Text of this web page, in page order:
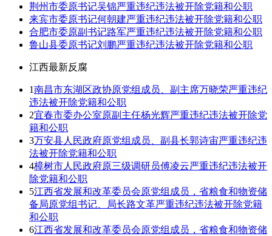
荆州市委原书记吴锦严重违纪违法被开除党籍和公职
来宾市委原书记何朝建严重违纪违法被开除党籍和公职
合肥市委原副书记路军严重违纪违法被开除党籍和公职
鲁山县委原书记刘鹏严重违纪违法被开除党籍和公职
江西最新反腐
1南昌市东湖区政协原党组成员、副主席万晓荣严重违纪
违法被开除党籍和公职
2宜春市委办公室原副主任杨光辉严重违纪违法被开除党
籍和公职
3万安县人民政府原党组成员、副县长郭诗宙严重违纪违
法被开除党籍和公职
4樟树市人民政府原三级调研员傅凌云严重违纪违法被开
除党籍和公职
5江西省发展和改革委员会原党组成员，省粮食和物资储
备局原党组书记、局长路文革严重违纪违法被开除党籍
和公职
6江西省发展和改革委员会原党组成员，省粮食和物资储